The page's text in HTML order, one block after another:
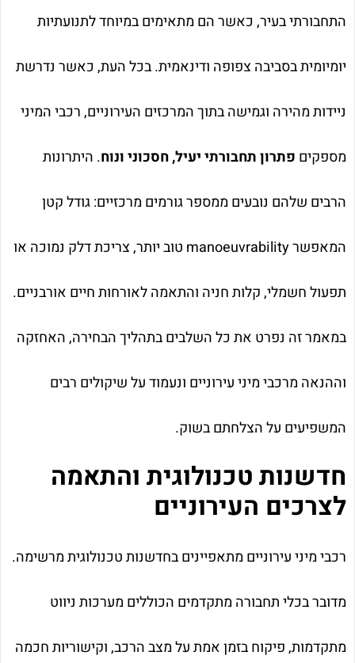
התחבורתי בעיר, כאשר הם מתאימים במיוחד לתנועתיות
יומיומית בסביבה צפופה ודינאמית. בכל העת, כאשר נדרשת
ניידות מהירה וגמישה בתוך המרכזים העירוניים, רכבי המיני
מספקים פתרון תחבורתי יעיל, חסכוני ונוח. היתרונות
הרבים שלהם נובעים ממספר גורמים מרכזיים: גודל קטן
המאפשר manoeuvrability טוב יותר, צריכת דלק נמוכה או
תפעול חשמלי, קלות חניה והתאמה לאורחות חיים אורבניים.
במאמר זה נפרט את כל השלבים בתהליך הבחירה, האחזקה
וההנאה מרכבי מיני עירוניים ונעמוד על שיקולים רבים
המשפיעים על הצלחתם בשוק.
חדשנות טכנולוגית והתאמה
לצרכים העירוניים
רכבי מיני עירוניים מתאפיינים בחדשנות טכנולוגית מרשימה.
מדובר בכלי תחבורה מתקדמים הכוללים מערכות ניווט
מתקדמות, פיקוח בזמן אמת על מצב הרכב, וקישוריות חכמה